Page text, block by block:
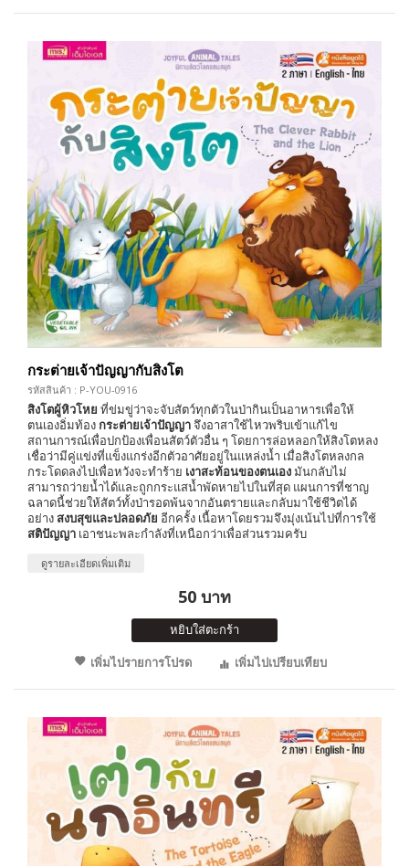
กระต่ายเจ้าปัญญากับสิงโต
รหัสสินค้า : P-YOU-0916
สิงโตผู้หิวโหย ที่ข่มขู่ว่าจะจับสัตว์ทุกตัวในป่ากินเป็นอาหารเพื่อให้
ตนเองอิ่มท้องกระต่ายเจ้าปัญญาจึงอาสาใช้ไหวพริบเข้าแก้ไข
สถานการณ์เพื่อปกป้องเพื่อนสัตว์ตัวอื่น ๆ โดยการล่อหลอกให้สิงโตหลง
เชื่อว่ามีคู่แข่งที่แข็งแกร่งอีกตัวอาศัยอยู่ในแหล่งน้ำ เมื่อสิงโตหลงกล
กระโดดลงไปเพื่อหวังจะทำร้าย เงาสะท้อนของตนเองมันกลับไม่
สามารถว่ายน้ำได้และถูกกระแสน้ำพัดหายไปในที่สุด แผนการที่ชาญ
ฉลาดนี้ช่วยให้สัตว์ทั้งป่ารอดพ้นจากอันตรายและกลับมาใช้ชีวิตได้
อย่างสงบสุขและปลอดภัย อีกครั้ง เนื้อหาโดยรวมจึงมุ่งเน้นไปที่การใช้
สติปัญญา เอาชนะพละกำลังที่เหนือกว่าเพื่อส่วนรวมครับ
ดูรายละเอียดเพิ่มเติม
50 บาท
หยิบใส่ตะกร้า
เพิ่มไปรายการโปรด
เพิ่มไปเปรียบเทียบ